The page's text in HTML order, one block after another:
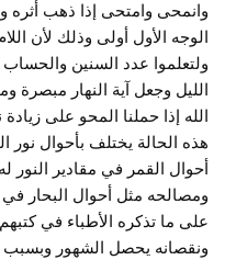
وانمحى وامتحى إذا ذهب أثره
الوجه الأول أولى وذلك لأن
ولتعلموا عدد السنين
الليل وجعل آية النهار مبصرة
الله إذا حملنا المحو على
هذه الحالة يختلف بأحوال نور
أحوال القمر في مقادير النور
ومصالحه مثل أحوال البحار في
على ما تذكره الأطباء في
ونقصانه يحصل الشهور